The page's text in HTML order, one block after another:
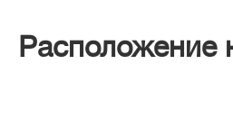
Расположение